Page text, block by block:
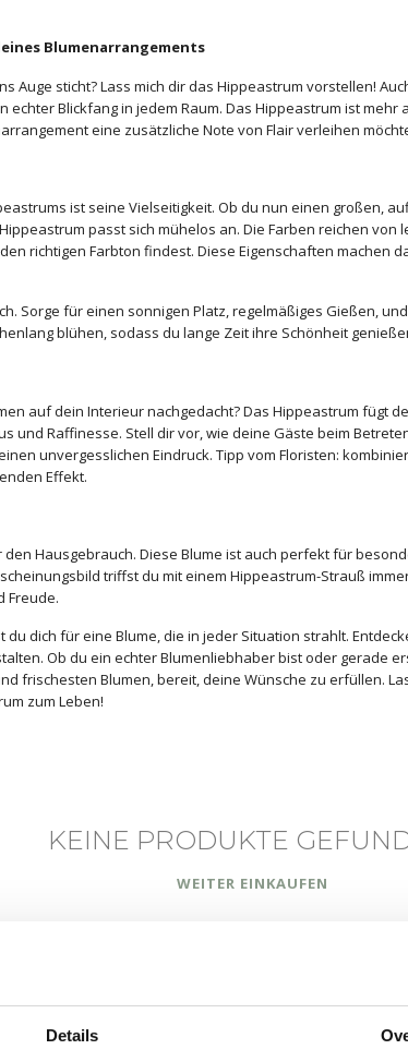
Details
Blumenarrangements
Auge sticht? Lass mich dir das Hippeastrum vorstellen!
Blickfang in jedem Raum. Das Hippeastrum ist
eine zusätzliche Note von Flair verleihen
ist seine Vielseitigkeit. Ob du nun einen großen,
passt sich mühelos an. Die Farben reichen von
richtigen Farbton findest. Diese Eigenschaften machen
Sorge für einen sonnigen Platz, regelmäßiges Gießen,
blühen, sodass du lange Zeit ihre Schönheit
auf dein Interieur nachgedacht? Das Hippeastrum fügt
und Raffinesse. Stell dir vor, wie deine Gäste beim
unvergesslichen Eindruck. Tipp vom Floristen:
Effekt.
Hausgebrauch. Diese Blume ist auch perfekt für
triffst du mit einem Hippeastrum-Strauß
Freude.
dich für eine Blume, die in jeder Situation strahlt.
Ob du ein echter Blumenliebhaber bist oder gerade
frischesten Blumen, bereit, deine Wünsche zu erfüllen.
zum Leben!
KEINE PRODUKTE
WEITER EINKAUFEN